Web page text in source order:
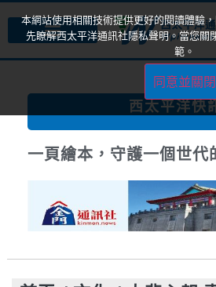
西太平洋快
《卓越雜誌》40週年盛
登峰大賞」開跑！
本網站使用相關技術提供更好的閱讀體驗
先瞭解西太平洋通訊社隱私聲明。當您關
範。
同意並關閉